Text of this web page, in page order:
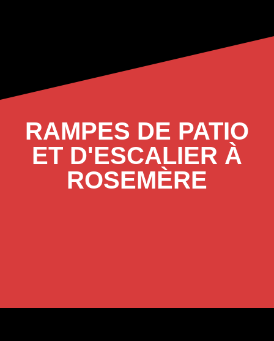
RAMPES DE PATIO
ET D'ESCALIER À
ROSEMÈRE